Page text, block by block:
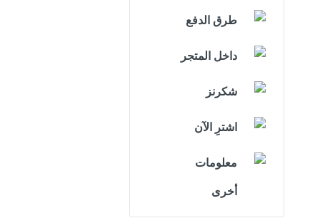
طرق الدفع
داخل المتجر
شكرنز
اشترِ الآن
معلومات
أخرى